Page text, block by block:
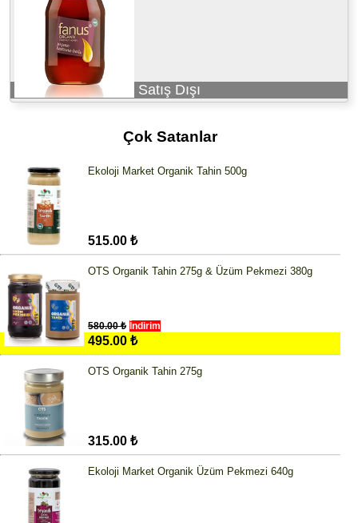
Satış Dışı
Çok Satanlar
Ekoloji Market Organik Tahin 500g
515.00 ₺
OTS Organik Tahin 275g & Üzüm Pekmezi 380g
580.00 ₺ İndirim
495.00 ₺
OTS Organik Tahin 275g
315.00 ₺
Ekoloji Market Organik Üzüm Pekmezi 640g